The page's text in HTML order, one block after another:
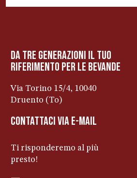
da tre generazioni il tuo
riferimento per le bevanDe
Via Torino 15/4, 10040
Druento (To)
contattaci via e-mail
Ti risponderemo al più
presto!